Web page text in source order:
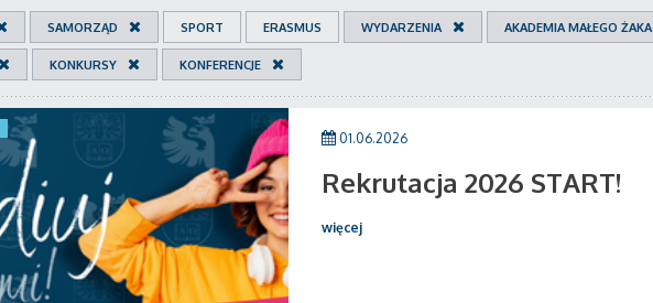
SAMORZĄD SPORT ERASMUS WYDARZENIA AKADEMIA MAŁEGO ŻAKA
KONKURSY KONFERENCJE
01.06.2026
Rekrutacja 2026 START!
więcej